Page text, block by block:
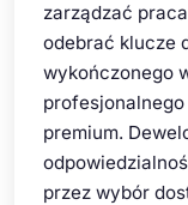
zarządzać
odebrać klucze
wykończonego
premium.
przez wybór